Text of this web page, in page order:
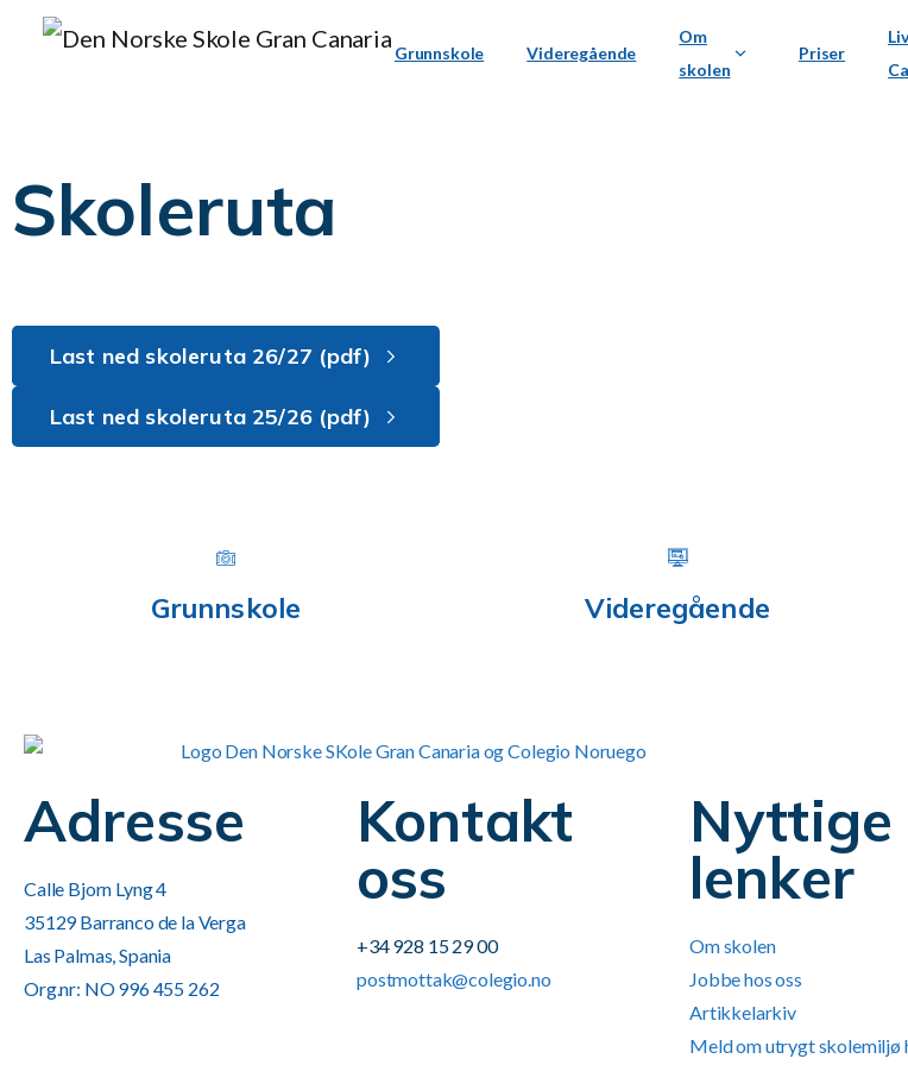
Grunnskole Videregående
Om
skolen
Priser
Skoleruta
Last ned skoleruta 26/27 (pdf)
Last ned skoleruta 25/26 (pdf)
Grunnskole Videregående
Adresse
Calle Bjorn Lyng 4
35129 Barranco de la Verga
Las Palmas, Spania
Org.nr: NO 996 455 262
Kontakt
oss
+34 928 15 29 00
postmottak@colegio.no
Nyttige
lenker
Om skolen
Jobbe hos oss
Artikkelarkiv
Meld om utrygt skolemiljø